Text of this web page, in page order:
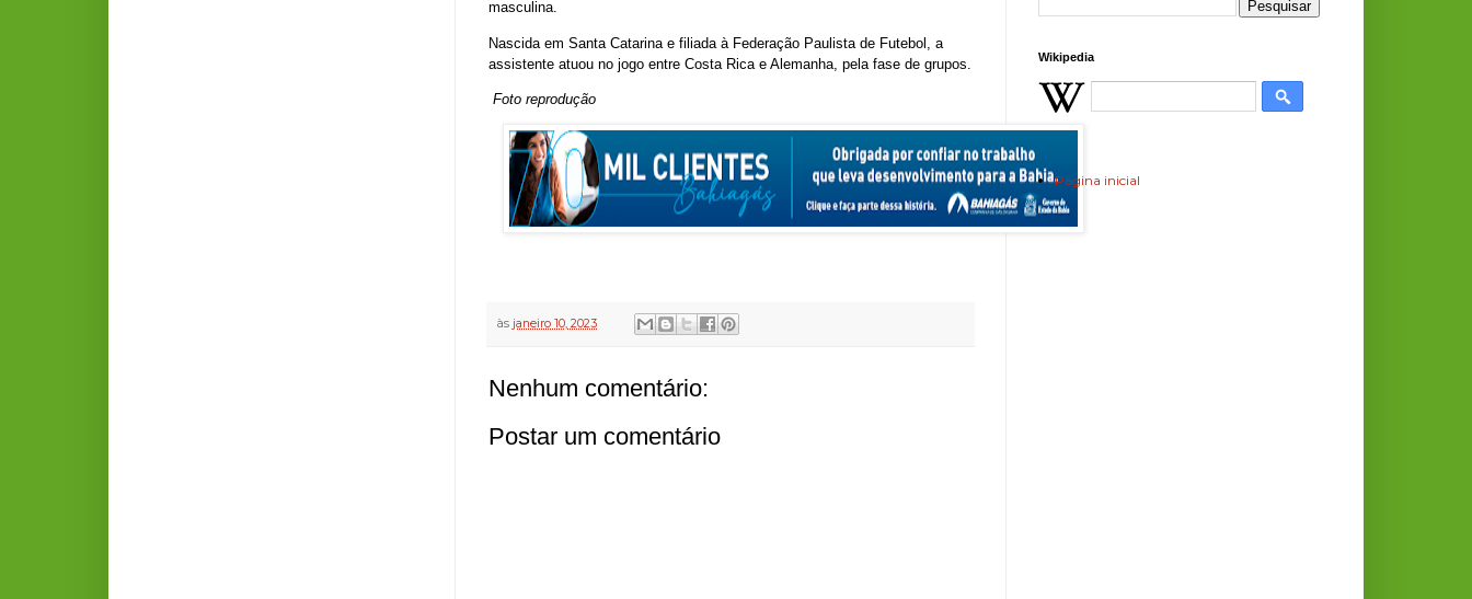
masculina.
Nascida em Santa Catarina e filiada à Federação Paulista de Futebol, a
assistente atuou no jogo entre Costa Rica e Alemanha, pela fase de grupos.
Foto reprodução
às janeiro 10, 2023
Nenhum comentário:
Postar um comentário
Wikipedia
Página inicial